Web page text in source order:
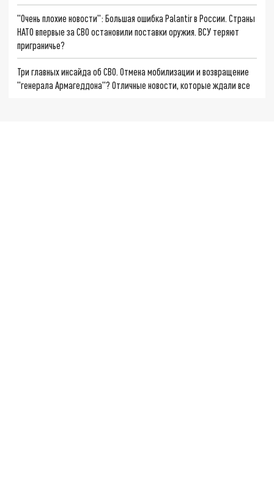
"Очень плохие новости": Большая ошибка Palantir в России. Страны
НАТО впервые за СВО остановили поставки оружия. ВСУ теряют
приграничье?
Три главных инсайда об СВО. Отмена мобилизации и возвращение
"генерала Армагеддона"? Отличные новости, которые ждали все